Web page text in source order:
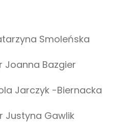
Smoleńska
Joanna Bazgier
Jarczyk -Biernacka
Justyna Gawlik